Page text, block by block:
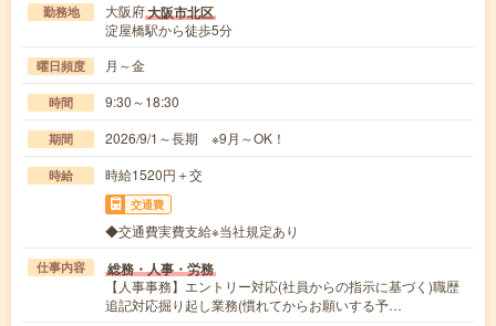
勤務地 大阪府大阪市北区
淀屋橋駅から徒歩5分
曜日頻度 月～金
時間 9:30～18:30
期間 2026/9/1～長期 ※9月～OK！
時給 時給1520円＋交
交通費
◆交通費実費支給※当社規定あり
仕事内容 総務・人事・労務
【人事事務】エントリー対応(社員からの指示に基づく)職歴
追記対応掘り起し業務(慣れてからお願いする予…